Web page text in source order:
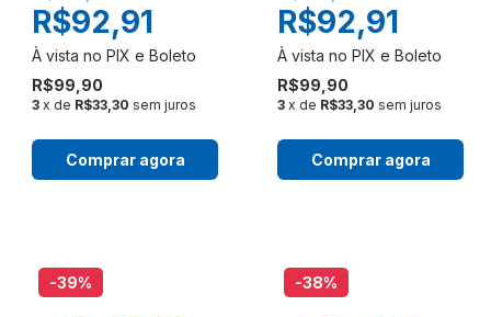
R$99,90
R$92,91
3 x de R$33,30 sem juros
Comprar agora
R$99,90
R$92,91
3 x de R$33,30 sem juros
Comprar agora
-39% -38%